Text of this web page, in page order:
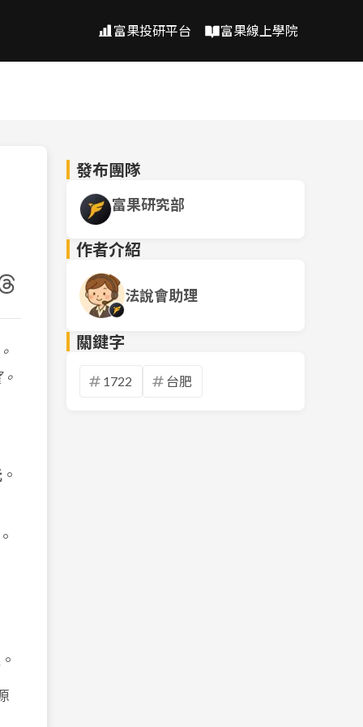
富果投研平台 富果線上學院
。
發布團隊
富果研究部
作者介紹
法說會助理
關鍵字
1722 台肥